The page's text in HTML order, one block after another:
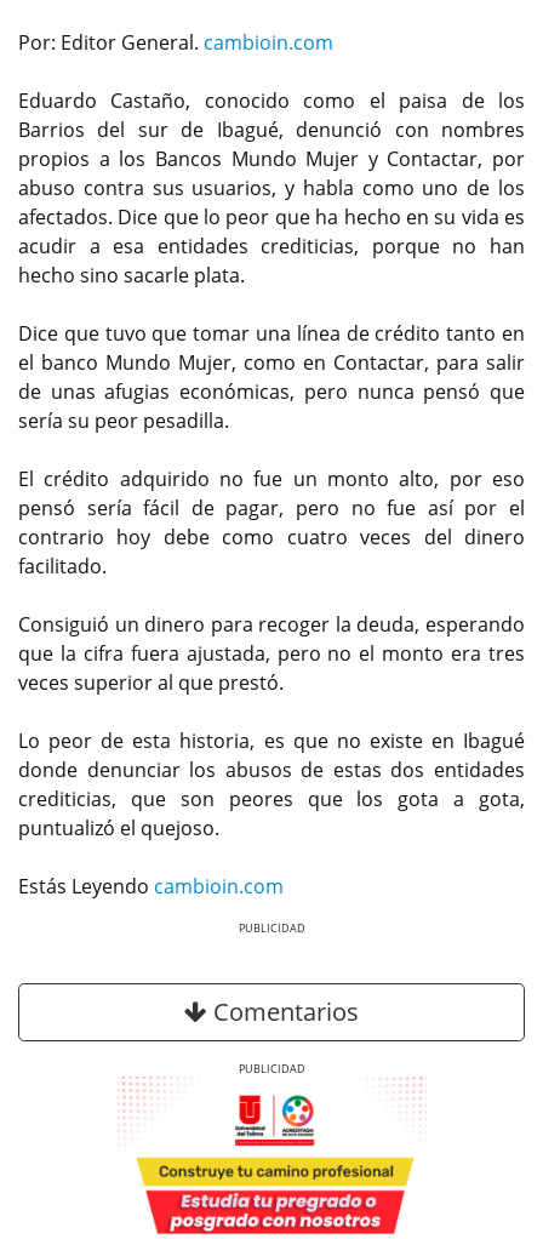
Por: Editor General. cambioin.com
Eduardo Castaño, conocido como el paisa de los
Barrios del sur de Ibagué, denunció con nombres
propios a los Bancos Mundo Mujer y Contactar, por
abuso contra sus usuarios, y habla como uno de los
afectados. Dice que lo peor que ha hecho en su vida es
acudir a esa entidades crediticias, porque no han
hecho sino sacarle plata.
Dice que tuvo que tomar una línea de crédito tanto en
el banco Mundo Mujer, como en Contactar, para salir
de unas afugias económicas, pero nunca pensó que
sería su peor pesadilla.
El crédito adquirido no fue un monto alto, por eso
pensó sería fácil de pagar, pero no fue así por el
contrario hoy debe como cuatro veces del dinero
facilitado.
Consiguió un dinero para recoger la deuda, esperando
que la cifra fuera ajustada, pero no el monto era tres
veces superior al que prestó.
Lo peor de esta historia, es que no existe en Ibagué
donde denunciar los abusos de estas dos entidades
crediticias, que son peores que los gota a gota,
puntualizó el quejoso.
Estás Leyendo cambioin.com
Comentarios